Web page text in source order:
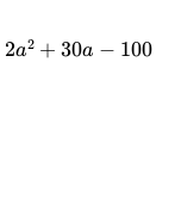
2a2 + 30a − 100